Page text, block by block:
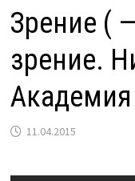
Зрение (
зрение.
11.04.2015